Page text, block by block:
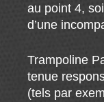
au point 4,
d’une
Trampoline
tenue
(tels par